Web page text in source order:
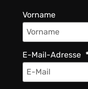
Vorname
E-Mail-Adresse